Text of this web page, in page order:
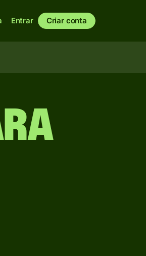
Entrar Criar conta